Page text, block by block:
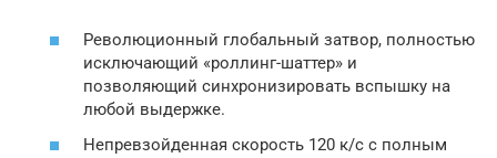
Революционный глобальный затвор, полностью
исключающий «роллинг-шаттер» и
позволяющий синхронизировать вспышку на
любой выдержке.
Непревзойденная скорость 120 к/с с полным